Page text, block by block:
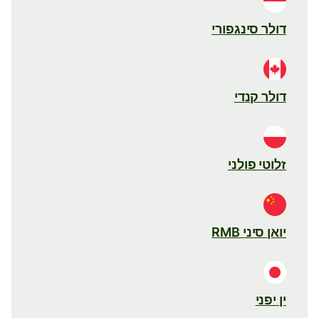
דולר סינגפורי
דולר קנדי
זלוטי פולני
יואן סיני RMB
ין יפני